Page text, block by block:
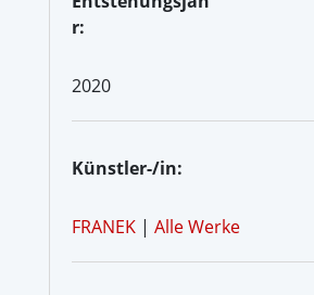
r:
2020
Künstler-/in:
FRANEK | Alle Werke